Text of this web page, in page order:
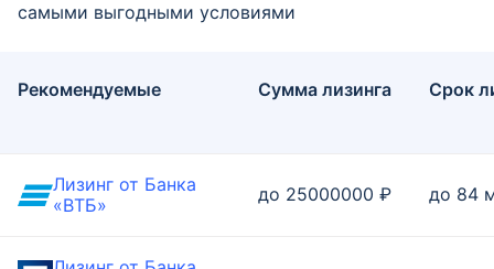
самыми выгодными условиями
Рекомендуемые Сумма лизинга Срок
Лизинг от Банка
«ВТБ»
до 25000000 ₽ до 84